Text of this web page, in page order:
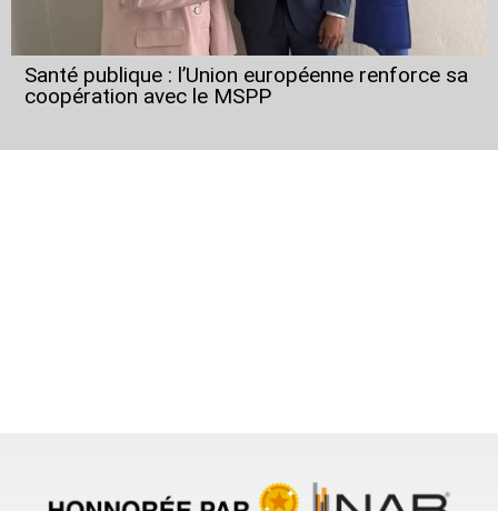
Santé publique : l’Union européenne renforce sa
coopération avec le MSPP